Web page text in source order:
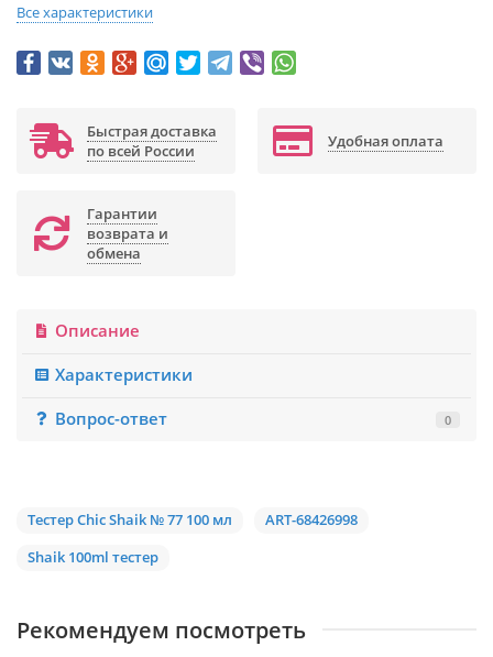
Все характеристики
Быстрая доставка
по всей России
Удобная оплата
Гарантии
возврата и
обмена
Описание
Характеристики
Вопрос-ответ
0
Тестер Chic Shaik № 77 100 мл
ART-68426998
Shaik 100ml тестер
Рекомендуем посмотреть